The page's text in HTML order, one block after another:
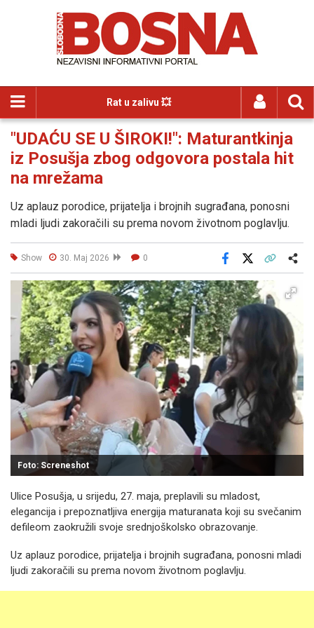
Rat u zalivu 💥
"UDAĆU SE U ŠIROKI!": Maturantkinja
iz Posušja zbog odgovora postala hit
na mrežama
Uz aplauz porodice, prijatelja i brojnih sugrađana, ponosni
mladi ljudi zakoračili su prema novom životnom poglavlju.
Show 30. Maj 2026 0
Facebook
Foto: Screneshot
Ulice Posušja, u srijedu, 27. maja, preplavili su mladost,
elegancija i prepoznatljiva energija maturanata koji su svečanim
defileom zaokružili svoje srednjoškolsko obrazovanje.
Uz aplauz porodice, prijatelja i brojnih sugrađana, ponosni mladi
ljudi zakoračili su prema novom životnom poglavlju.